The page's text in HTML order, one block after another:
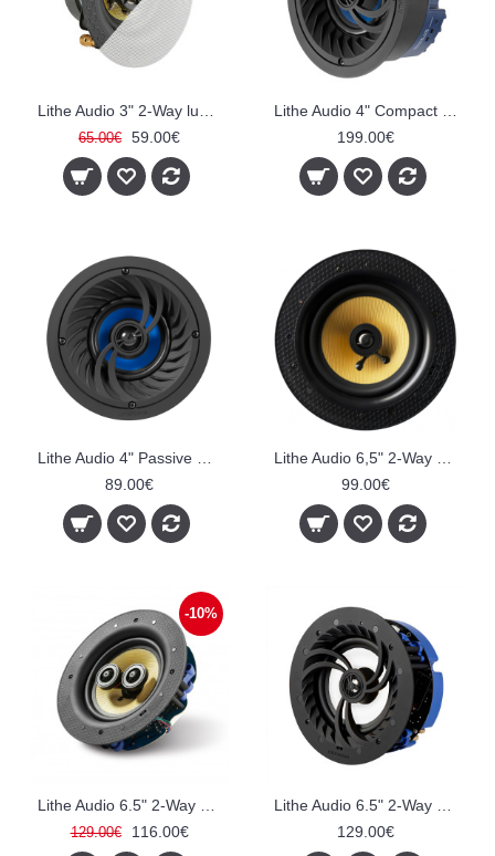
65.00€ 59.00€
199.00€
89.00€
99.00€
-10%
129.00€ 116.00€
129.00€